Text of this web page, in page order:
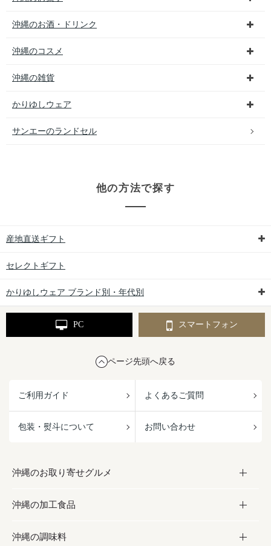
沖縄のお酒・ドリンク
沖縄のコスメ
沖縄の雑貨
かりゆしウェア
サンエーのランドセル
他の方法で探す
産地直送ギフト
セレクトギフト
かりゆしウェア ブランド別・年代別
PC スマートフォン
ページ先頭へ戻る
ご利用ガイド よくあるご質問
包装・熨斗について お問い合わせ
沖縄のお取り寄せグルメ
お取り寄せグルメ
フルーツ・野菜
沖縄の加工食品
加工食品
沖縄の調味料